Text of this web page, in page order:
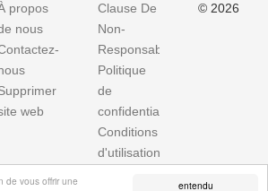
entendu
de vous offrir une
propos
nous
web
Clause De
Non-
Responsabilite
Politique
de
confidentialité
Conditions
d'utilisation
© 2026